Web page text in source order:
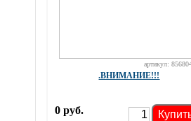
артикул:
.ВНИМАНИЕ!!!
0 руб.